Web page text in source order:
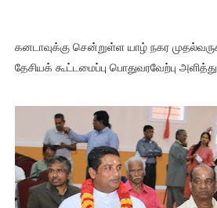
கனடாவுக்கு சென்றுள்ள யாழ் நகர
தேசியக் கூட்டமைப்பு பொதுவரவேற்பு